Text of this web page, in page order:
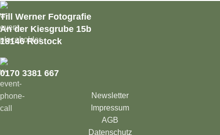
Till Werner Fotografie
An der Kiesgrube 15b
18146 Rostock
0170 3381 667
Newsletter
Impressum
AGB
Datenschutz